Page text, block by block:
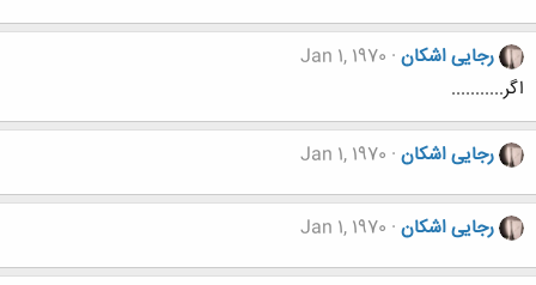
رجایی اشکان Jan 1, 1970
اگر...........
رجایی اشکان Jan 1, 1970
رجایی اشکان Jan 1, 1970